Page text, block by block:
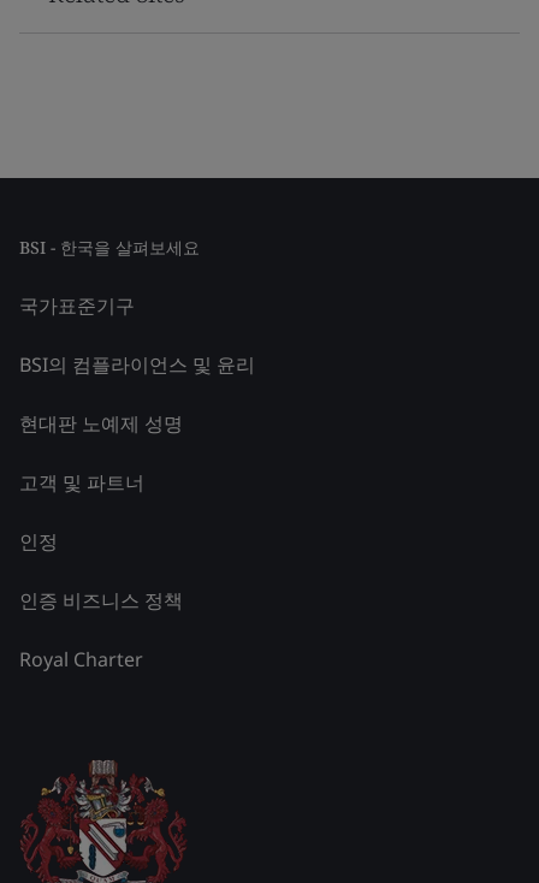
BSI - 한국을 살펴보세요
국가표준기구
BSI의 컴플라이언스 및 윤리
현대판 노예제 성명
고객 및 파트너
인정
인증 비즈니스 정책
Royal Charter